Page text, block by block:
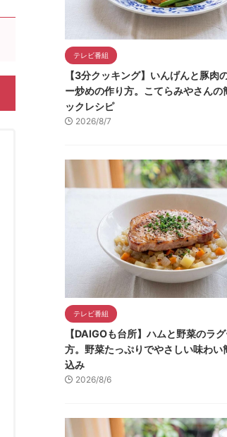
テレビ番組
【3分クッキング】いんげんと豚肉
ー炒めの作り方。こてらみやさんの
ックレシピ
2026/8/7
テレビ番組
【DAIGOも台所】ハムと野菜のラ
方。野菜たっぷりでやさしい味わい
込み
2026/8/6